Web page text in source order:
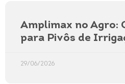
Amplimax no Agro:
para Pivôs de
29/06/2026